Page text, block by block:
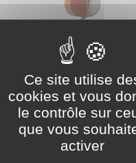
STAGG Violoncelle Acoustique
Naturel Massif
469,90 €
Ce site utilise
cookies et vous
le contrôle sur
que vous
activer